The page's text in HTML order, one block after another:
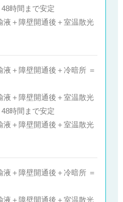
時間まで安定
液＋障壁開通後＋室温散光
液＋障壁開通後＋冷暗所 ＝
液＋障壁開通後＋室温散光
時間まで安定
液＋障壁開通後＋室温散光
液＋障壁開通後＋冷暗所 ＝
液＋障壁開通後＋室温散光